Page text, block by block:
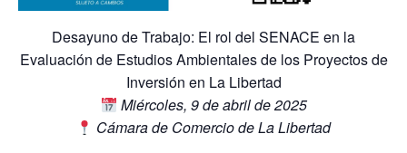
Desayuno de Trabajo: El rol del SENACE en la
Evaluación de Estudios Ambientales de los Proyectos de
Inversión en La Libertad
Miércoles, 9 de abril de 2025
Cámara de Comercio de La Libertad